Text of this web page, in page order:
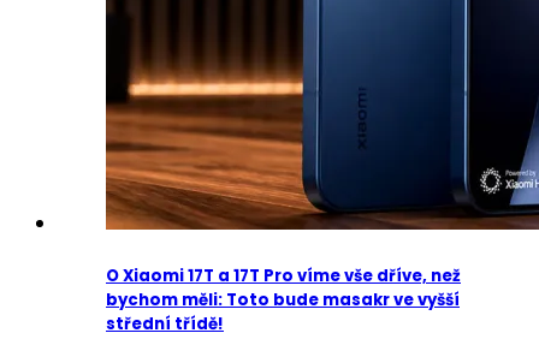
O Xiaomi 17T a 17T Pro víme vše dříve, než
bychom měli: Toto bude masakr ve vyšší
střední třídě!